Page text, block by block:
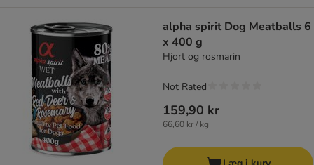
alpha spirit Dog Meatballs 6
x 400 g
Hjort og rosmarin
159,90 kr
66,60 kr / kg
Not Rated